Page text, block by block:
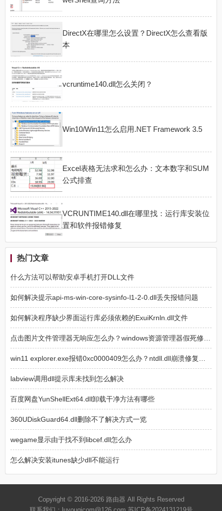
DirectX在哪里怎么设置？DirectX怎么查看版
本
vcruntime140.dll怎么关闭？
Win10/Win11怎么启用.NET Framework 3.5
Excel表格无法求和怎么办：文本数字和SUM
公式排查
VCRUNTIME140.dll在哪里找：运行库安装位
置和软件报错修复
热门文章
什么方法可以帮助安卓手机打开DLL文件
如何解决提示api-ms-win-core-sysinfo-l1-2-0.dll丢失报错问题
如何解决程序缺少界面运行库必须依赖的ExuiKrnln.dll文件
点击图片文件管理器无响应怎么办？windows资源管理器假死修复教程
win11 explorer.exe报错0xc0000409怎么办？ntdll.dll崩溃修复教程
labview调用dll提示库未找到怎么解决
百度网盘YunShellExt64.dll卸载干净方法有哪些
360UDiskGuard64.dll删除不了解决方式一览
wegame显示由于找不到libcef.dll怎么办
怎么解决安装itunes缺少dll不能运行
Copyright © 2016-2026 路由器 All Rights Reserved